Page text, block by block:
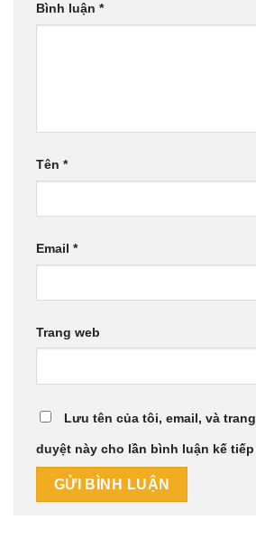
Bình luận *
Tên *
Email *
Trang web
Lưu tên của tôi, email, và
duyệt này cho lần bình luận kế